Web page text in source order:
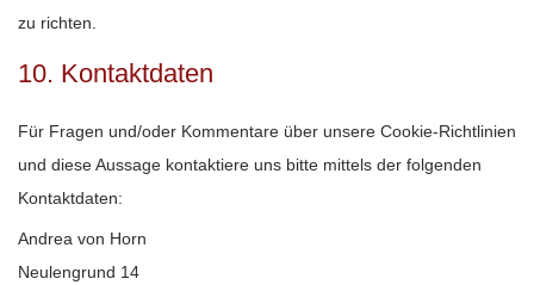
zu richten.
10. Kontaktdaten
Für Fragen und/oder Kommentare über unsere Cookie-Richtlinien
und diese Aussage kontaktiere uns bitte mittels der folgenden
Kontaktdaten:
Andrea von Horn
Neulengrund 14